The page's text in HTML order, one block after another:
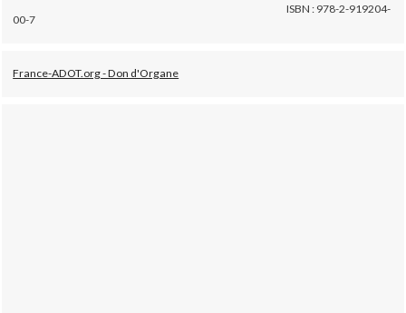
ISBN : 978-2-919204-
00-7
France-ADOT.org - Don d'Organe